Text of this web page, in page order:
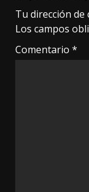
Tu dirección
Los campos
Comentario *